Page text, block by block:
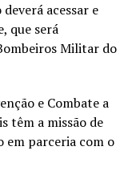
acessar e
que será
Militar do
e Combate a
têm a missão de
em parceria com o